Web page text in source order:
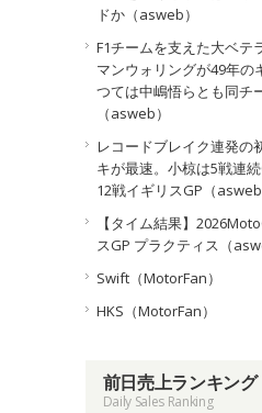
ドか（asweb）
F1チームを支えた大ベテ
マンウォリングが49年の
つては中嶋悟らとも同チ
（asweb）
レコードブレイク連発の
キが最速。小椋は5戦連
12戦イギリスGP（asweb
【タイム結果】
スGP プラクティス（
Swift（MotorFan）
HKS（MotorFan）
前日売上ランキング
Daily Sales Ranking